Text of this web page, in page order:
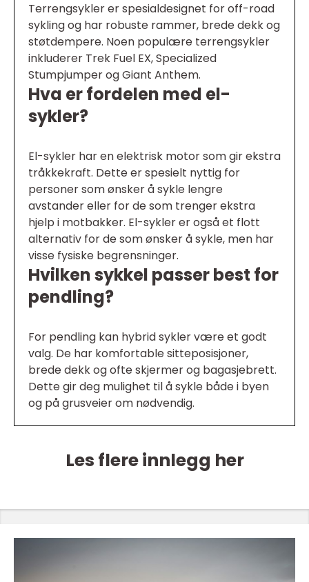
Terrengsykler er spesialdesignet for off-road
sykling og har robuste rammer, brede dekk og
støtdempere. Noen populære terrengsykler
inkluderer Trek Fuel EX, Specialized
Stumpjumper og Giant Anthem.
Hva er fordelen med el-
sykler?
El-sykler har en elektrisk motor som gir ekstra
tråkkekraft. Dette er spesielt nyttig for
personer som ønsker å sykle lengre
avstander eller for de som trenger ekstra
hjelp i motbakker. El-sykler er også et flott
alternativ for de som ønsker å sykle, men har
visse fysiske begrensninger.
Hvilken sykkel passer best for
pendling?
For pendling kan hybrid sykler være et godt
valg. De har komfortable sitteposisjoner,
brede dekk og ofte skjermer og bagasjebrett.
Dette gir deg mulighet til å sykle både i byen
og på grusveier om nødvendig.
Les flere innlegg her